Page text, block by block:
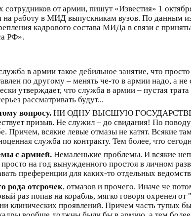
от армии, пишут «Известия» 1
на работу в МИД выпускникам вузов. По данным
кадрового состава МИДа в связи с
РФ».
в армии такое дебильное занятие, что
по другому – менять че-то в армии надо, а
утверждает, что служба в армии – пустая трата
рассматривать будут...
вопросу. НИ ОДНУ ВЫСШУЮ
призыв. Не служил – до свидания! По
Причем, всякие левые отмазы не катят. Всякие
служба по контракту. Тем более, что
с армией. Немаленькие проблемы. И всякие
на год вынужденного простоя в личном
преференции для каких-то отдельных
рода отсрочек, отмазов и прочего. Иначе че
раз попав на корабль, мягко говоря охренел
клинических проявлений. Причем часть тупых